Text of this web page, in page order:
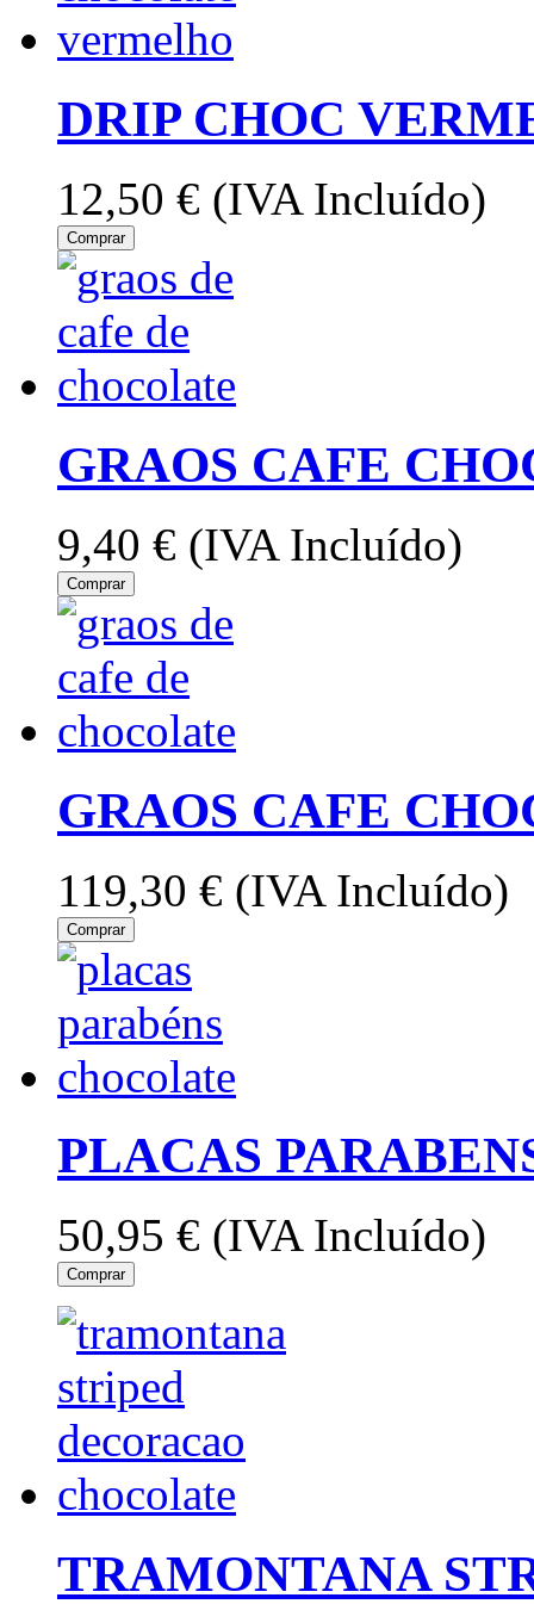
DRIP CHOC
12,50 € (IVA Incluído)
Comprar
GRAOS CAFE
9,40 € (IVA Incluído)
Comprar
GRAOS CAFE
119,30 € (IVA Incluído)
Comprar
PLACAS
50,95 € (IVA Incluído)
Comprar
TRAMONTANA